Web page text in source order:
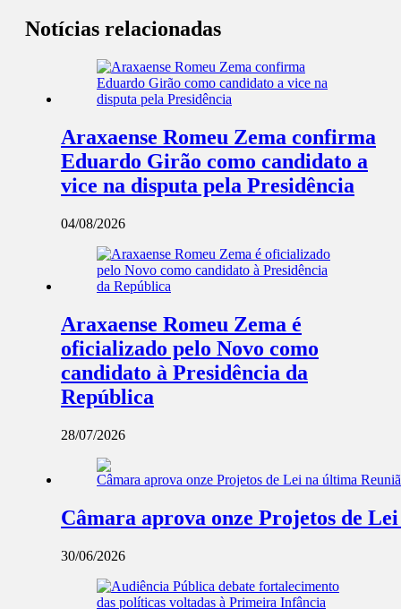
Notícias relacionadas
Araxaense Romeu Zema confirma
Eduardo Girão como candidato a
vice na disputa pela Presidência
04/08/2026
Araxaense Romeu Zema é
oficializado pelo Novo como
candidato à Presidência da
República
28/07/2026
Câmara aprova onze Projetos de
30/06/2026